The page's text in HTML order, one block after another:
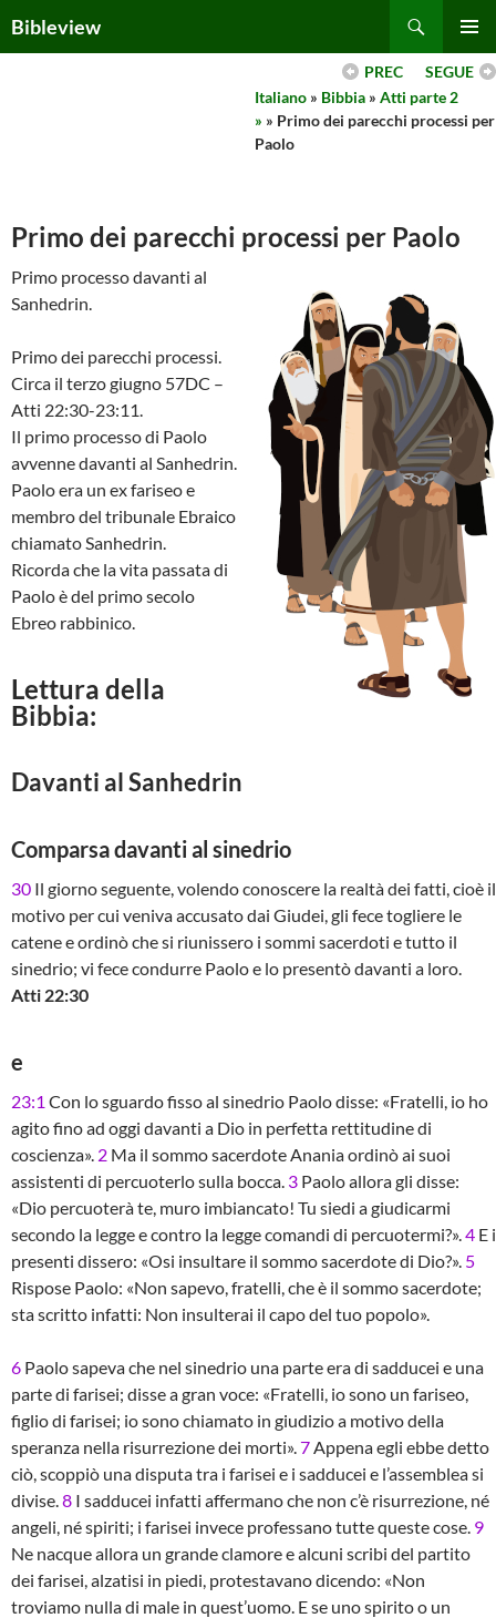
toBibleview
MENU
SEGUE
PREC
Italiano » Bibbia » Atti parte 2
» » Primo dei parecchi processi per
Paolo
Primo dei parecchi processi per Paolo
Primo processo davanti al
Sanhedrin.
Primo dei parecchi processi.
Circa il terzo giugno 57DC –
Atti 22:30-23:11.
Il primo processo di Paolo
avvenne davanti al Sanhedrin.
Paolo era un ex fariseo e
membro del tribunale Ebraico
chiamato Sanhedrin.
Ricorda che la vita passata di
Paolo è del primo secolo
Ebreo rabbinico.
Lettura della
Bibbia:
Davanti al Sanhedrin
Comparsa davanti al sinedrio
30 Il giorno seguente, volendo conoscere la realtà dei fatti, cioè il
motivo per cui veniva accusato dai Giudei, gli fece togliere le
catene e ordinò che si riunissero i sommi sacerdoti e tutto il
sinedrio; vi fece condurre Paolo e lo presentò davanti a loro.
Atti 22:30
e
23:1 Con lo sguardo fisso al sinedrio Paolo disse: «Fratelli, io ho
agito fino ad oggi davanti a Dio in perfetta rettitudine di
coscienza». 2 Ma il sommo sacerdote Anania ordinò ai suoi
assistenti di percuoterlo sulla bocca. 3 Paolo allora gli disse:
«Dio percuoterà te, muro imbiancato! Tu siedi a giudicarmi
secondo la legge e contro la legge comandi di percuotermi?».4 E i
presenti dissero: «Osi insultare il sommo sacerdote di Dio?». 5
Rispose Paolo: «Non sapevo, fratelli, che è il sommo sacerdote;
sta scritto infatti: Non insulterai il capo del tuo popolo».
6 Paolo sapeva che nel sinedrio una parte era di sadducei e una
parte di farisei; disse a gran voce: «Fratelli, io sono un fariseo,
figlio di farisei; io sono chiamato in giudizio a motivo della
speranza nella risurrezione dei morti».7Appena egli ebbe detto
ciò, scoppiò una disputa tra i farisei e i sadducei e l’assemblea si
divise.8 I sadducei infatti affermano che non c’è risurrezione, né
angeli, né spiriti; i farisei invece professano tutte queste cose. 9
Ne nacque allora un grande clamore e alcuni scribi del partito
dei farisei, alzatisi in piedi, protestavano dicendo: «Non
troviamo nulla di male in quest’uomo. E se uno spirito o un